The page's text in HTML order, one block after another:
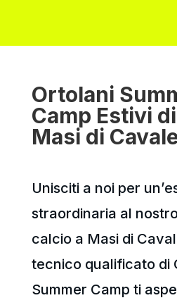
Ortolani
Camp Estivi
Masi di
Unisciti a noi per
straordinaria al
calcio a Masi di
tecnico qualificato di
Summer Camp ti